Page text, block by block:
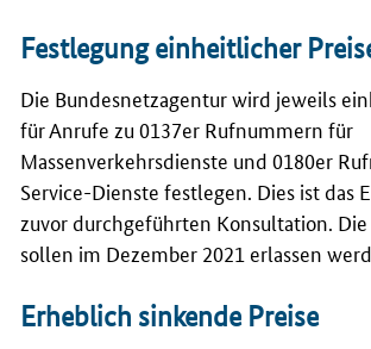
Festlegung einheitlicher
Die Bundesnetzagentur wird jeweils
für Anrufe zu 0137er Rufnummern für
Massenverkehrsdienste und 0180er
Service-Dienste festlegen. Dies ist das
zuvor durchgeführten Konsultation.
sollen im Dezember 2021 erlassen
Erheblich sinkende Preise